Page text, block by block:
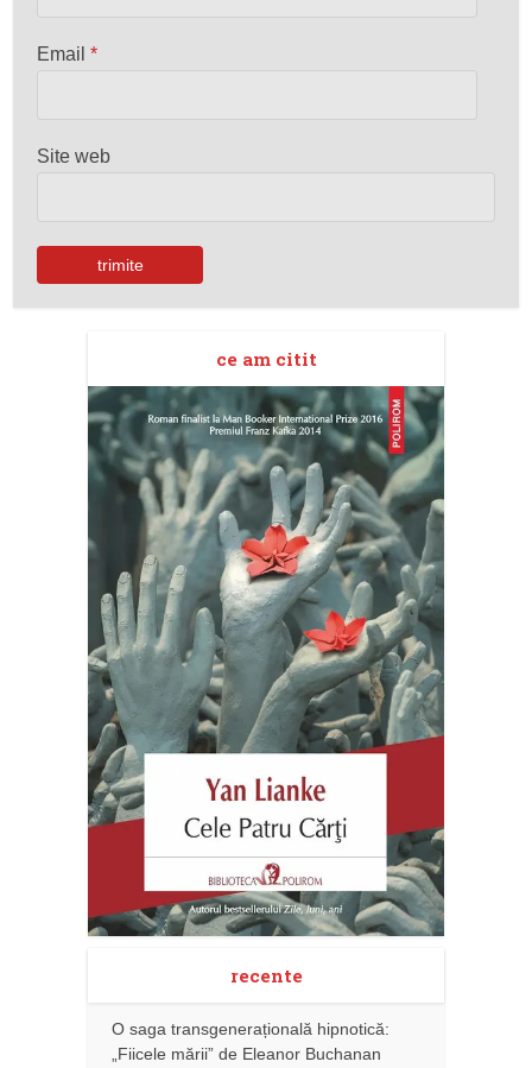
Email*
Site web
ce am citit
recente
O saga transgenerațională hipnotică:
„Fiicele mării” de Eleanor Buchanan